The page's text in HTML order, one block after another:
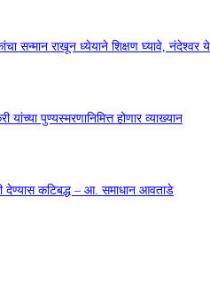
सन्मान राखून ध्येयाने शिक्षण घ्यावे,
पुण्यस्मरणानिमित्त होणार व्याख्यान
देण्यास कटिबद्ध – आ. समाधान आवताडे